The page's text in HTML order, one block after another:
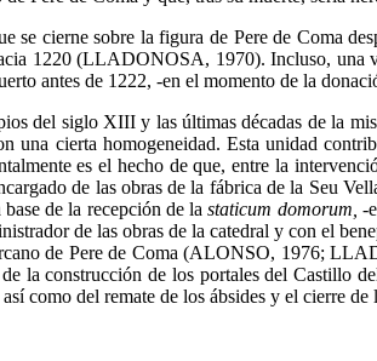
se cierne sobre la figura de Pere de Coma
1220 (LLADONOSA, 1970). Incluso, una
antes de 1222, -en el momento de la
del siglo XIII y las últimas décadas de la
una cierta homogeneidad. Esta unidad
es el hecho de que, entre la
de las obras de la fábrica de la Seu
de la recepción de lastaticum domorum, -
de las obras de la catedral y con el
de Pere de Coma (ALONSO, 1976;
la construcción de los portales del Castillo
como del remate de los ábsides y el cierre